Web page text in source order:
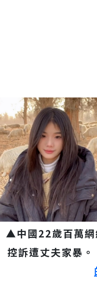
▲中國22歲百萬網
控訴遭丈夫家暴